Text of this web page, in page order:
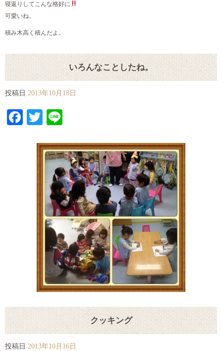
寝返りしてこんな格好に
可愛いね。
積み木高く積んだよ。
いろんなことしたね。
投稿日 2013年10月18日
Facebook
Twitter
クッキング
投稿日 2013年10月16日